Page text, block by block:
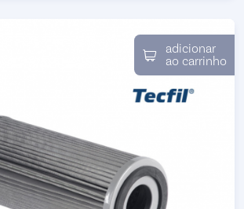
adicionar
ao carrinho